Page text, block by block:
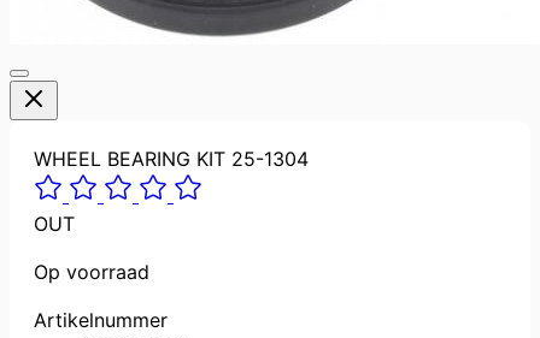
WHEEL BEARING KIT 25-1304
OUT
Op voorraad
Artikelnummer